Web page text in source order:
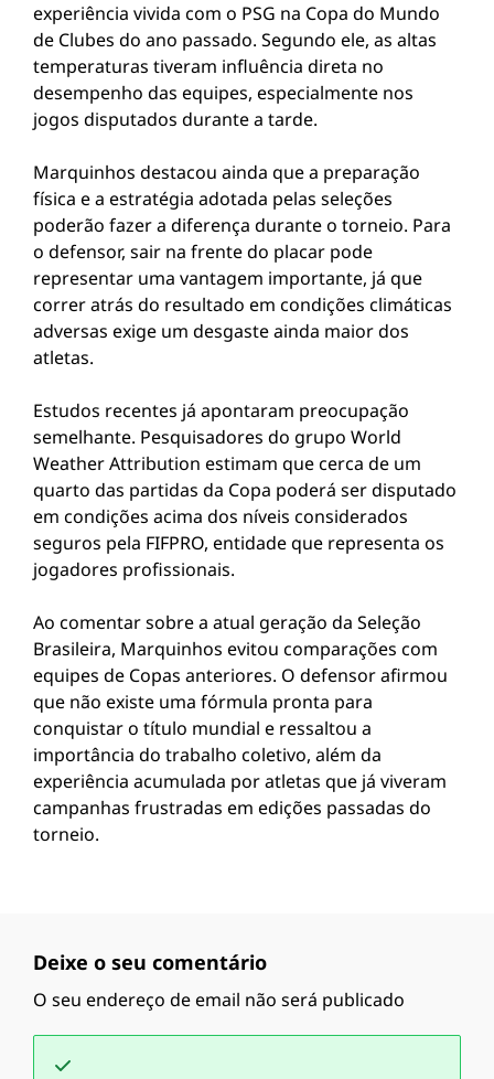
experiência vivida com o PSG na Copa do Mundo
de Clubes do ano passado. Segundo ele, as altas
temperaturas tiveram influência direta no
desempenho das equipes, especialmente nos
jogos disputados durante a tarde.
Marquinhos destacou ainda que a preparação
física e a estratégia adotada pelas seleções
poderão fazer a diferença durante o torneio. Para
o defensor, sair na frente do placar pode
representar uma vantagem importante, já que
correr atrás do resultado em condições climáticas
adversas exige um desgaste ainda maior dos
atletas.
Estudos recentes já apontaram preocupação
semelhante. Pesquisadores do grupo World
Weather Attribution estimam que cerca de um
quarto das partidas da Copa poderá ser disputado
em condições acima dos níveis considerados
seguros pela FIFPRO, entidade que representa os
jogadores profissionais.
Ao comentar sobre a atual geração da Seleção
Brasileira, Marquinhos evitou comparações com
equipes de Copas anteriores. O defensor afirmou
que não existe uma fórmula pronta para
conquistar o título mundial e ressaltou a
importância do trabalho coletivo, além da
experiência acumulada por atletas que já viveram
campanhas frustradas em edições passadas do
torneio.
Deixe o seu comentário
O seu endereço de email não será publicado